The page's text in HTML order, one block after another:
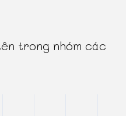
trong nhóm các